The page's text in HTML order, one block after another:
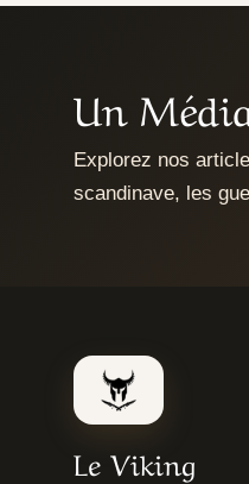
Un
Explorez nos
scandinave, les
Le Viking